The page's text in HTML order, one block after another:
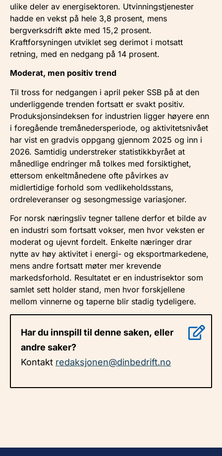
ulike deler av energisektoren. Utvinningstjenester
hadde en vekst på hele 3,8 prosent, mens
bergverksdrift økte med 15,2 prosent.
Kraftforsyningen utviklet seg derimot i motsatt
retning, med en nedgang på 14 prosent.
Moderat, men positiv trend
Til tross for nedgangen i april peker SSB på at den
underliggende trenden fortsatt er svakt positiv.
Produksjonsindeksen for industrien ligger høyere enn
i foregående tremånedersperiode, og aktivitetsnivået
har vist en gradvis oppgang gjennom 2025 og inn i
2026. Samtidig understreker statistikkbyrået at
månedlige endringer må tolkes med forsiktighet,
ettersom enkeltmånedene ofte påvirkes av
midlertidige forhold som vedlikeholdsstans,
ordreleveranser og sesongmessige variasjoner.
For norsk næringsliv tegner tallene derfor et bilde av
en industri som fortsatt vokser, men hvor veksten er
moderat og ujevnt fordelt. Enkelte næringer drar
nytte av høy aktivitet i energi- og eksportmarkedene,
mens andre fortsatt møter mer krevende
markedsforhold. Resultatet er en industrisektor som
samlet sett holder stand, men hvor forskjellene
mellom vinnerne og taperne blir stadig tydeligere.
Har du innspill til denne saken, eller
andre saker?
Kontakt redaksjonen@dinbedrift.no